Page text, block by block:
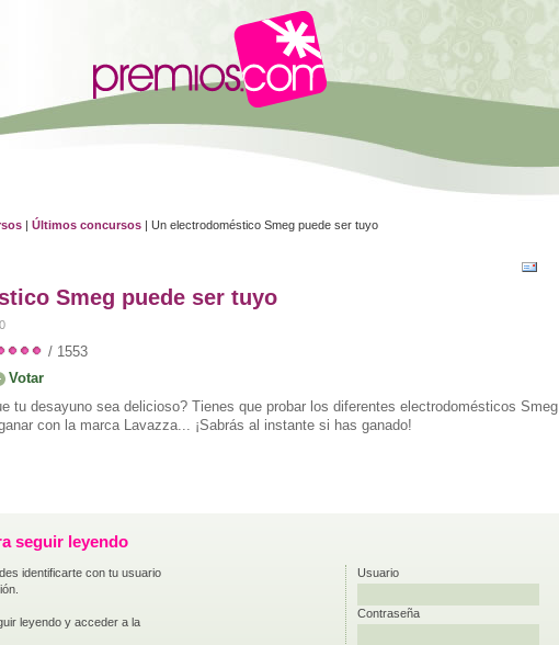
|Últimos concursos | Un electrodoméstico Smeg puede ser tuyo
Smeg puede ser tuyo
/ 1553
tu desayuno sea delicioso? Tienes que probar los diferentes electrodomésticos Smeg
con la marca Lavazza... ¡Sabrás al instante si has ganado!
seguir leyendo
identificarte con tu usuario
Usuario
Contraseña
leyendo y acceder a la